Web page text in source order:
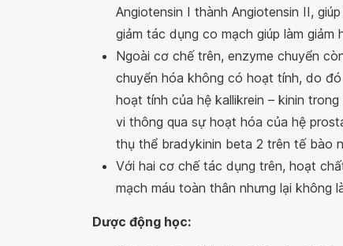
Angiotensin I thành Angiotensin II,
giảm tác dụng co mạch giúp làm
Ngoài cơ chế trên, enzyme chuyển
chuyển hóa không có hoạt tính, do
hoạt tính của hệ kallikrein – kinin
vi thông qua sự hoạt hóa của hệ
thụ thể bradykinin beta 2 trên tế bào
Với hai cơ chế tác dụng trên, hoạt
mạch máu toàn thân nhưng lại không
Dược động học: